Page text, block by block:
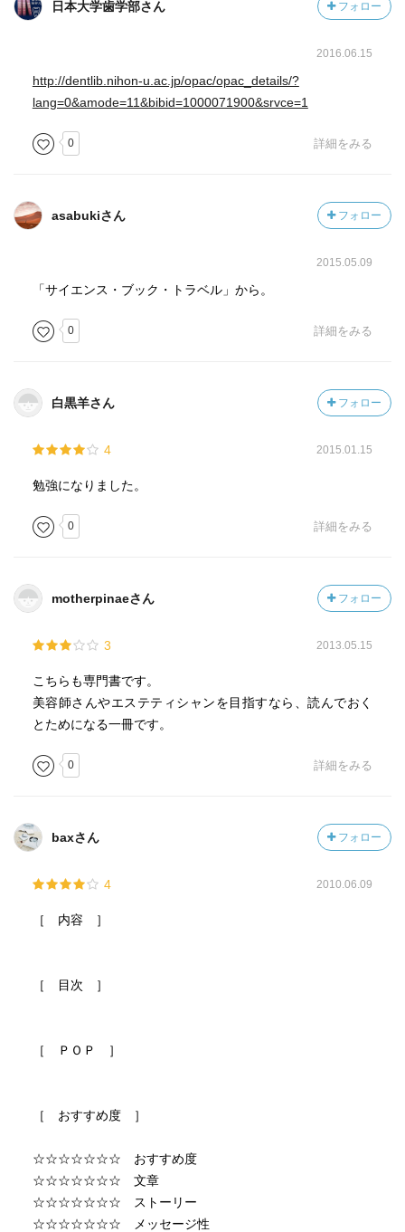
らかの原因と結果に還元できるという医学の考え方です。
しかし、この方法論は生体のように多くの因子が複雑にか
らみあった系では単純すぎて逆に落とし穴に陥る可能性が
あると思います。薬の副作用に見られるように、その効果
わたしたちの身体はひとつの「複雑系」です。些細な身体
簡単に答えがでるものではありません。
ことを余儀なくされました。自分は科学に縁がないのだろ
うと、いっそのこと好きな美術や詩に関係のある仕事に就
た。物理化学も生物物理も関係のない歳月が一〇年あまり
にアメリカの大学の皮膚科に留学する機会も得られまし
立って目を惹く『愛は脳を活性化する』(一九九六) という
覚化する、という研究に魅了されました。
識とは別に、我々の心や身体に重大な影響力を持つ無意識
たこと、それに対して東洋医学の臨床面での効果の絶大な
ることを身をもって感じました。そして、再び皮膚科学に
よる東洋医学の解釈の可能性について、初学者用の教科書
立場から再び自分のこれまでの研究を鳥瞰しなおす作業を
日本大学歯学部さん フォロー
2016.06.15
http://dentlib.nihon-u.ac.jp/opac/opac_details/?
lang=0&amode=11&bibid=1000071900&srvce=1
0 詳細をみる
asabukiさん フォロー
2015.05.09
「サイエンス・ブック・トラベル」から。
0 詳細をみる
白黒羊さん フォロー
4 2015.01.15
勉強になりました。
0 詳細をみる
motherpinaeさん フォロー
3 2013.05.15
こちらも専門書です。
美容師さんやエステティシャンを目指すなら、読んでおく
とためになる一冊です。
0 詳細をみる
baxさん フォロー
4 2010.06.09
［ 内容 ］
［ 目次 ］
［ ＰＯＰ ］
［ おすすめ度 ］
☆☆☆☆☆☆☆ おすすめ度
☆☆☆☆☆☆☆ 文章
☆☆☆☆☆☆☆ ストーリー
☆☆☆☆☆☆☆ メッセージ性